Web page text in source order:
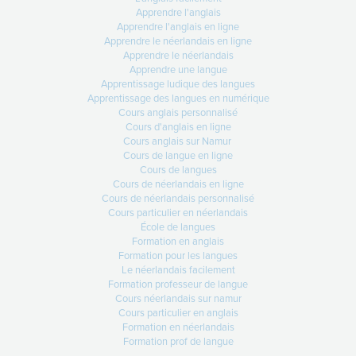
14-04-2026
28 à 52% en 3 semaines !
31-03-2026
1er avril : votre activité d’éveil aux
langues
Demain… vos élèves vont vivre
quelque chose de
Apprendre l'anglais
Apprendre l'anglais en ligne
Apprendre le néerlandais en ligne
Apprendre le néerlandais
Apprendre une langue
Apprentissage ludique des langues
Apprentissage des langues en numérique
Cours anglais personnalisé
Cours d'anglais en ligne
Cours anglais sur Namur
Cours de langue en ligne
Cours de langues
Cours de néerlandais en ligne
Cours de néerlandais personnalisé
Cours particulier en néerlandais
École de langues
Formation en anglais
Formation pour les langues
Le néerlandais facilement
Formation professeur de langue
Cours néerlandais sur namur
Cours particulier en anglais
Formation en néerlandais
Formation prof de langue